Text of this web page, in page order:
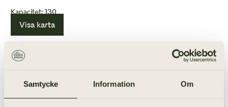
Samtycke Information Om
Visa karta
Kapacitet: 130
ANORDNA BEGRAVNING I ASKLANDA KYRKA